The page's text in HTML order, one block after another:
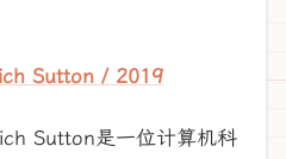
Sutton / 2019
Sutton是一位计算机科